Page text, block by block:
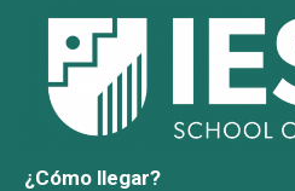
¿Cómo llegar?